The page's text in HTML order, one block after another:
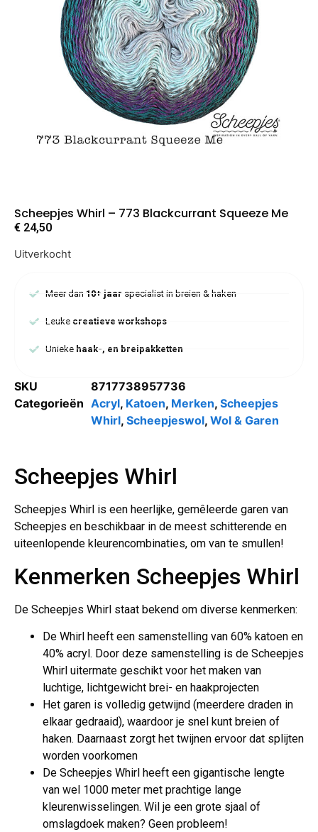
Scheepjes Whirl – 773 Blackcurrant Squeeze Me
€ 24,50
Uitverkocht
Meer dan 10+ jaar specialist in breien & haken
Leuke creatieve workshops
Uniekehaak-, en breipakketten
SKU
8717738957736
Categorieën Acryl, Katoen, Merken, Scheepjes
Whirl, Scheepjeswol, Wol & Garen
Scheepjes Whirl
Scheepjes Whirl is een heerlijke, gemêleerde garen van
Scheepjes en beschikbaar in de meest schitterende en
uiteenlopende kleurencombinaties, om van te smullen!
Kenmerken Scheepjes Whirl
De Scheepjes Whirl staat bekend om diverse kenmerken:
De Whirl heeft een samenstelling van 60% katoen en
40% acryl. Door deze samenstelling is de Scheepjes
Whirl uitermate geschikt voor het maken van
luchtige, lichtgewicht brei- en haakprojecten
Het garen is volledig getwijnd (meerdere draden in
elkaar gedraaid), waardoor je snel kunt breien of
haken. Daarnaast zorgt het twijnen ervoor dat splijten
worden voorkomen
De Scheepjes Whirl heeft een gigantische lengte
van wel 1000 meter met prachtige lange
kleurenwisselingen. Wil je een grote sjaal of
omslagdoek maken? Geen probleem!